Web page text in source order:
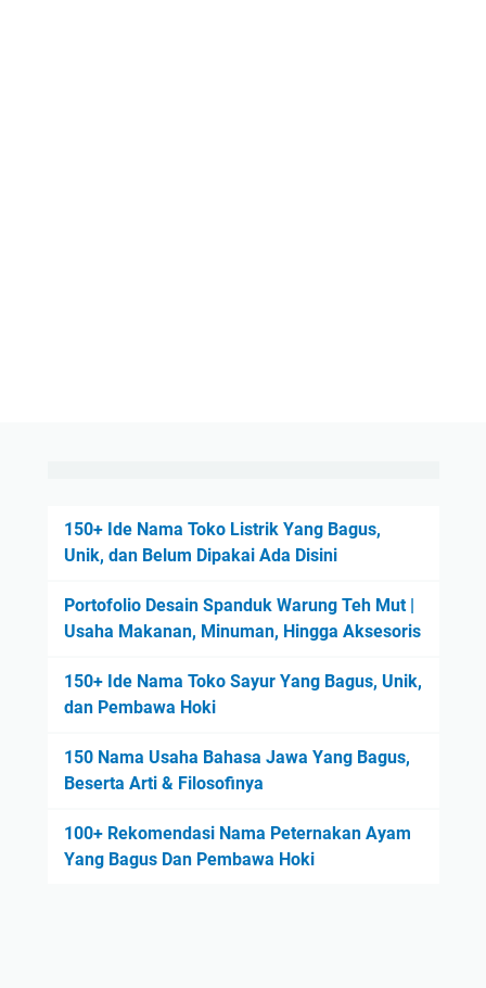
150+ Ide Nama Toko Listrik Yang Bagus,
Unik, dan Belum Dipakai Ada Disini
Portofolio Desain Spanduk Warung Teh Mut |
Usaha Makanan, Minuman, Hingga Aksesoris
150+ Ide Nama Toko Sayur Yang Bagus, Unik,
dan Pembawa Hoki
150 Nama Usaha Bahasa Jawa Yang Bagus,
Beserta Arti & Filosofinya
100+ Rekomendasi Nama Peternakan Ayam
Yang Bagus Dan Pembawa Hoki